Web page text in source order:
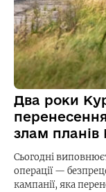
Два роки
злам планів
Сьогодні
операції —
кампанії, яка